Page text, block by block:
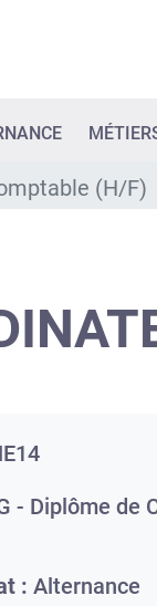
(H/F)
- Diplôme de
: Alternance